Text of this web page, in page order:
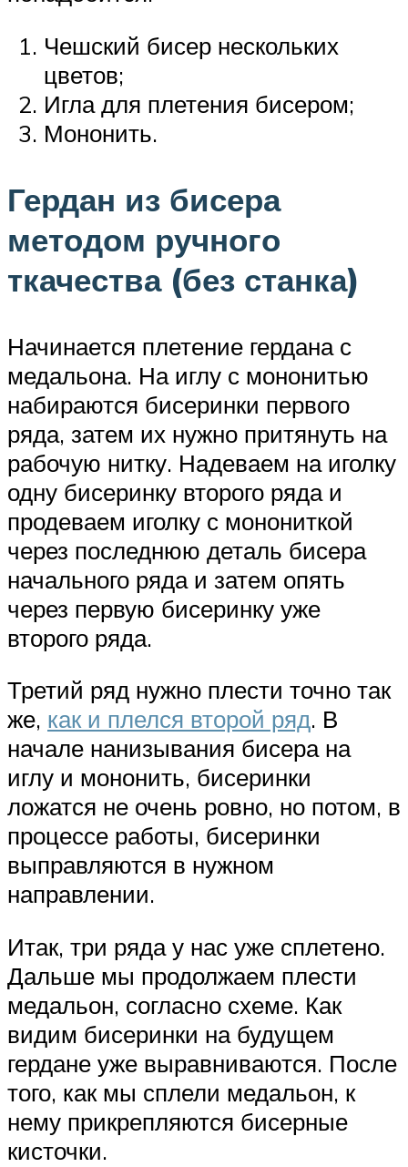
Чешский бисер нескольких
цветов;
Игла для плетения бисером;
Мононить.
Гердан из бисера
методом ручного
ткачества (без станка)
Начинается плетение гердана с
медальона. На иглу с мононитью
набираются бисеринки первого
ряда, затем их нужно притянуть на
рабочую нитку. Надеваем на иголку
одну бисеринку второго ряда и
продеваем иголку с монониткой
через последнюю деталь бисера
начального ряда и затем опять
через первую бисеринку уже
второго ряда.
Третий ряд нужно плести точно так
же, как и плелся второй ряд. В
начале нанизывания бисера на
иглу и мононить, бисеринки
ложатся не очень ровно, но потом, в
процессе работы, бисеринки
выправляются в нужном
направлении.
Итак, три ряда у нас уже сплетено.
Дальше мы продолжаем плести
медальон, согласно схеме. Как
видим бисеринки на будущем
гердане уже выравниваются. После
того, как мы сплели медальон, к
нему прикрепляются бисерные
кисточки.